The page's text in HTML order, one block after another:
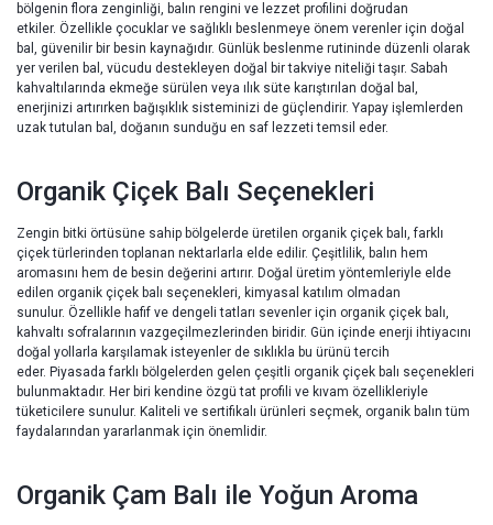
bölgenin flora zenginliği, balın rengini ve lezzet profilini doğrudan
etkiler. Özellikle çocuklar ve sağlıklı beslenmeye önem verenler için doğal
bal, güvenilir bir besin kaynağıdır. Günlük beslenme rutininde düzenli olarak
yer verilen bal, vücudu destekleyen doğal bir takviye niteliği taşır. Sabah
kahvaltılarında ekmeğe sürülen veya ılık süte karıştırılan doğal bal,
enerjinizi artırırken bağışıklık sisteminizi de güçlendirir. Yapay işlemlerden
uzak tutulan bal, doğanın sunduğu en saf lezzeti temsil eder.
Organik Çiçek Balı Seçenekleri
Zengin bitki örtüsüne sahip bölgelerde üretilen organik çiçek balı, farklı
çiçek türlerinden toplanan nektarlarla elde edilir. Çeşitlilik, balın hem
aromasını hem de besin değerini artırır. Doğal üretim yöntemleriyle elde
edilen organik çiçek balı seçenekleri, kimyasal katılım olmadan
sunulur. Özellikle hafif ve dengeli tatları sevenler için organik çiçek balı,
kahvaltı sofralarının vazgeçilmezlerinden biridir. Gün içinde enerji ihtiyacını
doğal yollarla karşılamak isteyenler de sıklıkla bu ürünü tercih
eder. Piyasada farklı bölgelerden gelen çeşitli organik çiçek balı seçenekleri
bulunmaktadır. Her biri kendine özgü tat profili ve kıvam özellikleriyle
tüketicilere sunulur. Kaliteli ve sertifikalı ürünleri seçmek, organik balın tüm
faydalarından yararlanmak için önemlidir.
Organik Çam Balı ile Yoğun Aroma